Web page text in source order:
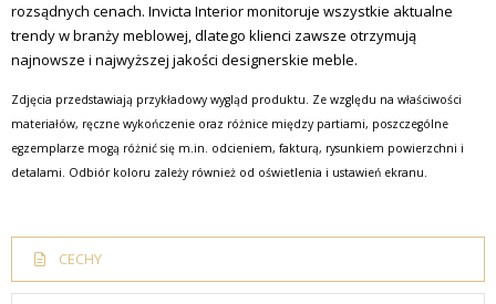
rozsądnych cenach. Invicta Interior monitoruje wszystkie aktualne
trendy w branży meblowej, dlatego klienci zawsze otrzymują
najnowsze i najwyższej jakości designerskie meble.
Zdjęcia przedstawiają przykładowy wygląd produktu. Ze względu na właściwości
materiałów, ręczne wykończenie oraz różnice między partiami, poszczególne
egzemplarze mogą różnić się m.in. odcieniem, fakturą, rysunkiem powierzchni i
detalami. Odbiór koloru zależy również od oświetlenia i ustawień ekranu.
CECHY